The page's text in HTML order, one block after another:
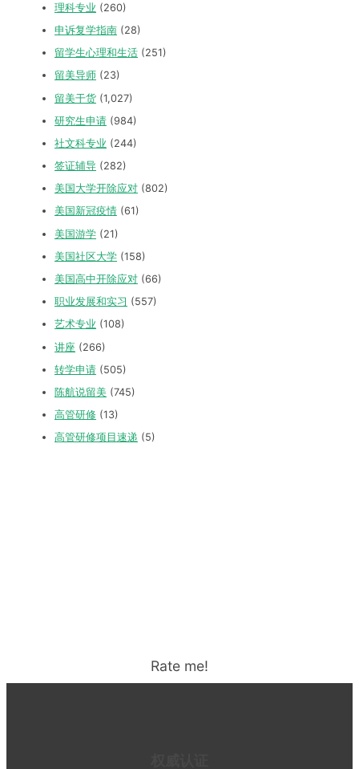
理科专业 (260)
申诉复学指南 (28)
留学生心理和生活 (251)
留美导师 (23)
留美干货 (1,027)
研究生申请 (984)
社文科专业 (244)
签证辅导 (282)
美国大学开除应对 (802)
美国新冠疫情 (61)
美国游学 (21)
美国社区大学 (158)
美国高中开除应对 (66)
职业发展和实习 (557)
艺术专业 (108)
讲座 (266)
转学申请 (505)
陈航说留美 (745)
高管研修 (13)
高管研修项目速递 (5)
Rate me!